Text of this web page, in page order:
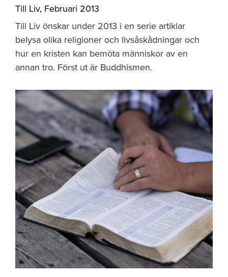
Till Liv, Februari 2013
Till Liv önskar under 2013 i en serie artiklar
belysa olika religioner och livsåskådningar och
hur en kristen kan bemöta människor av en
annan tro. Först ut är Buddhismen.